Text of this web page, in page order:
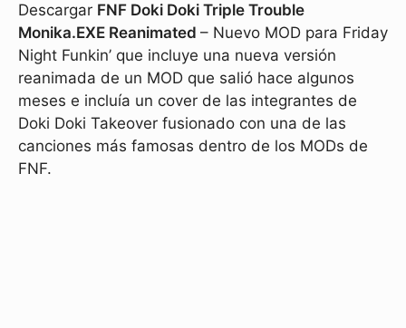
Descargar FNF Doki Doki Triple Trouble
Monika.EXE Reanimated – Nuevo MOD para Friday
Night Funkin’ que incluye una nueva versión
reanimada de un MOD que salió hace algunos
meses e incluía un cover de las integrantes de
Doki Doki Takeover fusionado con una de las
canciones más famosas dentro de los MODs de
FNF.